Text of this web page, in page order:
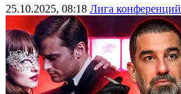
25.10.2025, 08:18 Лига конференций